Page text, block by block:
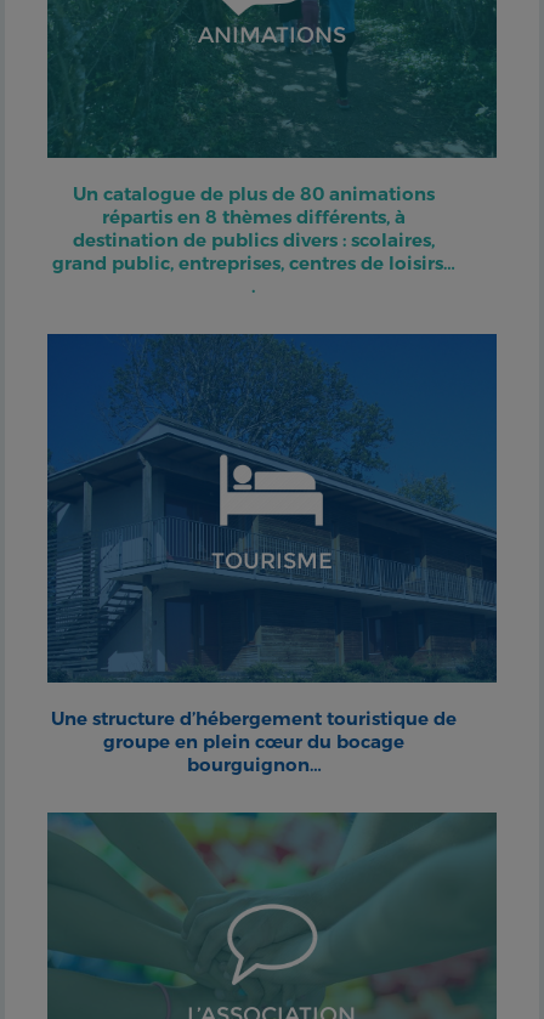
ANIMATIONS
Un catalogue de plus de 80 animations
répartis en 8 thèmes différents, à
destination de publics divers : scolaires,
grand public, entreprises, centres de loisirs…
.
TOURISME
Une structure d’hébergement touristique de
groupe en plein cœur du bocage
bourguignon…